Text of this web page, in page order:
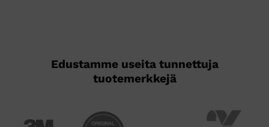
Edustamme useita tunnettuja
tuotemerkkejä